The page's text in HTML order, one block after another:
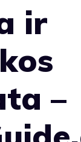
ir
–